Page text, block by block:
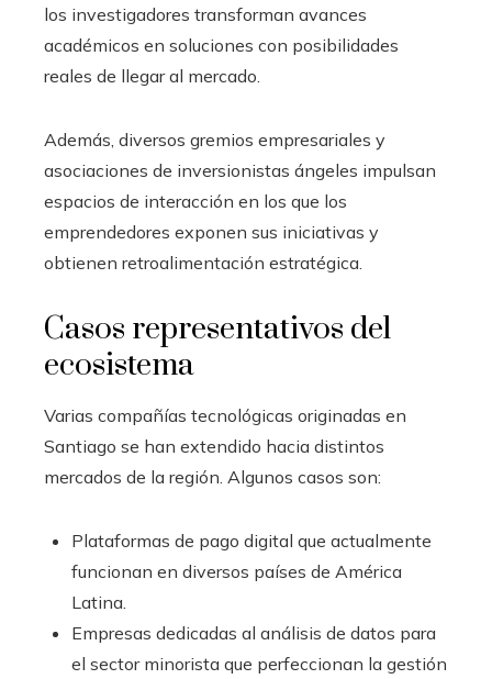
los investigadores transforman avances
académicos en soluciones con posibilidades
reales de llegar al mercado.
Además, diversos gremios empresariales y
asociaciones de inversionistas ángeles impulsan
espacios de interacción en los que los
emprendedores exponen sus iniciativas y
obtienen retroalimentación estratégica.
Casos representativos del
ecosistema
Varias compañías tecnológicas originadas en
Santiago se han extendido hacia distintos
mercados de la región. Algunos casos son:
Plataformas de pago digital que actualmente
funcionan en diversos países de América
Latina.
Empresas dedicadas al análisis de datos para
el sector minorista que perfeccionan la gestión